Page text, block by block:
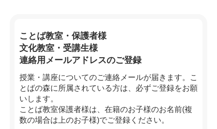
ことば教室・保護者様
文化教室・受講生様
連絡用メールアドレスのご登録
授業・講座についてのご連絡メールが届きます。こ
とばの森に所属されている方は、必ずご登録をお願
いします。
ことば教室保護者様は、在籍のお子様のお名前(複
数の場合は上のお子様)でご登録ください。